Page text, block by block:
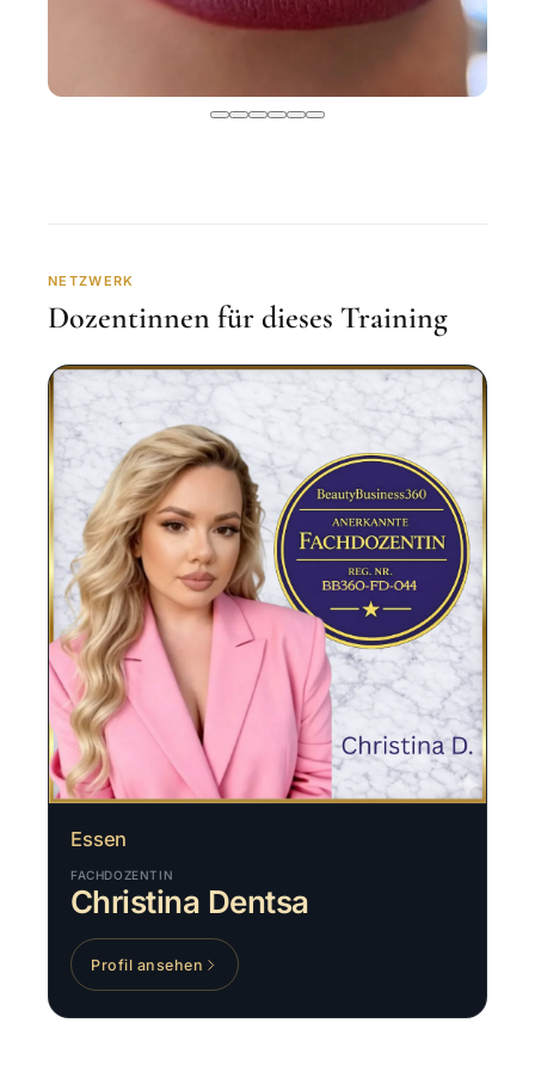
NETZWERK
Dozentinnen für dieses Training
Essen
FACHDOZENTIN
Christina Dentsa
Profil ansehen